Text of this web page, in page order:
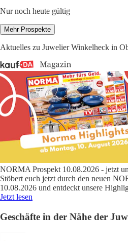
Nur noch heute gültig
Mehr Prospekte
Aktuelles zu Juwelier Winkelheck in
NORMA Prospekt 10.08.2026 - jetzt
Stöbert euch jetzt durch den neuen
10.08.2026 und entdeckt unsere
Jetzt lesen
Geschäfte in der Nähe der